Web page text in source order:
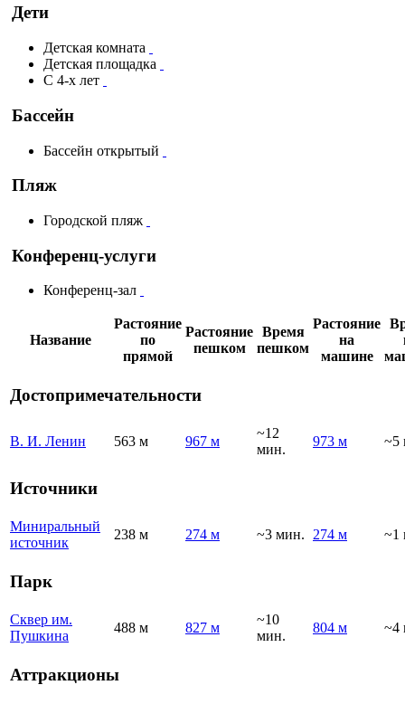
Дети
Детская комната
Детская площадка
С 4-х лет
Бассейн
Бассейн открытый
Пляж
Городской пляж
Конференц-услуги
Конференц-зал
Название
Растояние
по
прямой
Растояние
пешком
Время
пешком
Растояние
на
машине
Достопримечательности
В. И. Ленин 563 м 967 м
~12
мин.
973 м ~5
Источники
Миниральный
источник
238 м 274 м ~3 мин. 274 м ~1
Парк
Сквер им.
Пушкина
488 м 827 м
~10
мин.
804 м ~4
Аттракционы